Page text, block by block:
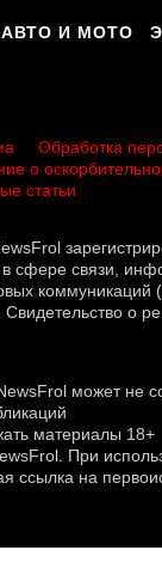
АВТО И МОТО
Обработка
о
статьи
в сфере связи,
коммуникаций
Свидетельство о
может не
материалы 18+
При
ссылка на